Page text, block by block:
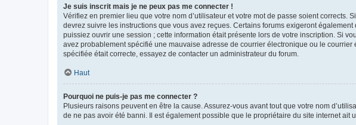
Je suis inscrit mais je ne peux pas me connecter !
Vérifiez en premier lieu que votre nom d’utilisateur et votre mot de passe soient corrects.
devrez suivre les instructions que vous avez reçues. Certains forums exigeront
puissiez ouvrir une session ; cette information était présente lors de votre inscription. Si
avez probablement spécifié une mauvaise adresse de courrier électronique ou le
spécifiée était correcte, essayez de contacter un administrateur du forum.
Haut
Pourquoi ne puis-je pas me connecter ?
Plusieurs raisons peuvent en être la cause. Assurez-vous avant tout que votre nom
de ne pas avoir été banni. Il est également possible que le propriétaire du site internet ait